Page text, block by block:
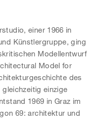
einer 1966 in
Künstlergruppe, ging
Modellentwurf
Model for
des
einzige
1969 in Graz im
69: architektur und